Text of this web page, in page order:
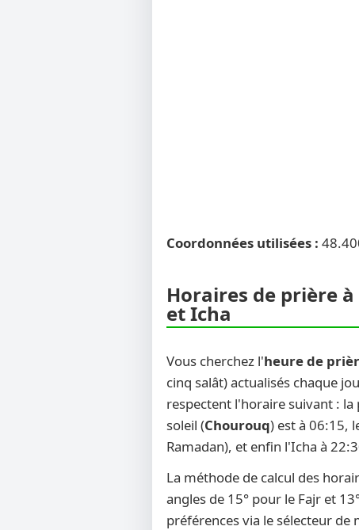
Coordonnées utilisées :
Horaires de prière
et Icha
Vous cherchez l'heure de
cinq salât) actualisés chaque
respectent l'horaire suivant :
soleil (Chourouq) est à 06:15,
Ramadan), et enfin l'Icha à
La méthode de calcul des
angles de 15° pour le Fajr et
préférences via le sélecteur de